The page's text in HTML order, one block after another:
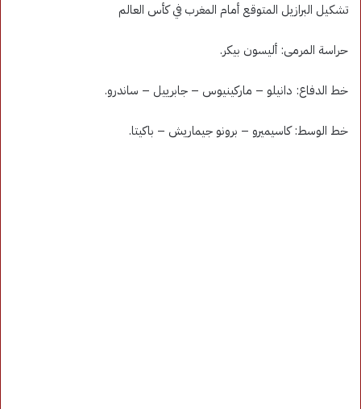
تشكيل البرازيل المتوقع أمام المغرب في كأس العالم
حراسة المرمى: أليسون بيكر.
خط الدفاع: دانيلو – ماركينيوس – جابرييل – ساندرو.
خط الوسط: كاسيميرو – برونو جيماريش – باكيتا.